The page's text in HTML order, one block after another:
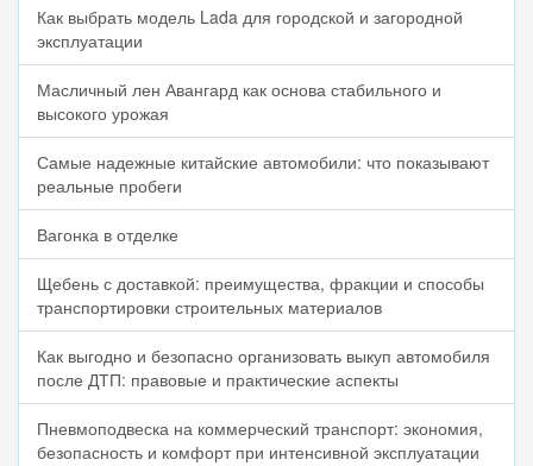
Как выбрать модель Lada для городской и загородной
эксплуатации
Масличный лен Авангард как основа стабильного и
высокого урожая
Самые надежные китайские автомобили: что показывают
реальные пробеги
Вагонка в отделке
Щебень с доставкой: преимущества, фракции и способы
транспортировки строительных материалов
Как выгодно и безопасно организовать выкуп автомобиля
после ДТП: правовые и практические аспекты
Пневмоподвеска на коммерческий транспорт: экономия,
безопасность и комфорт при интенсивной эксплуатации